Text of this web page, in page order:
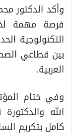
وأكد الدكتور
فرصة مهمة
التكنولوجية
بين قطاعي
العربية.
وفي ختام
الله
كامل بتكريم